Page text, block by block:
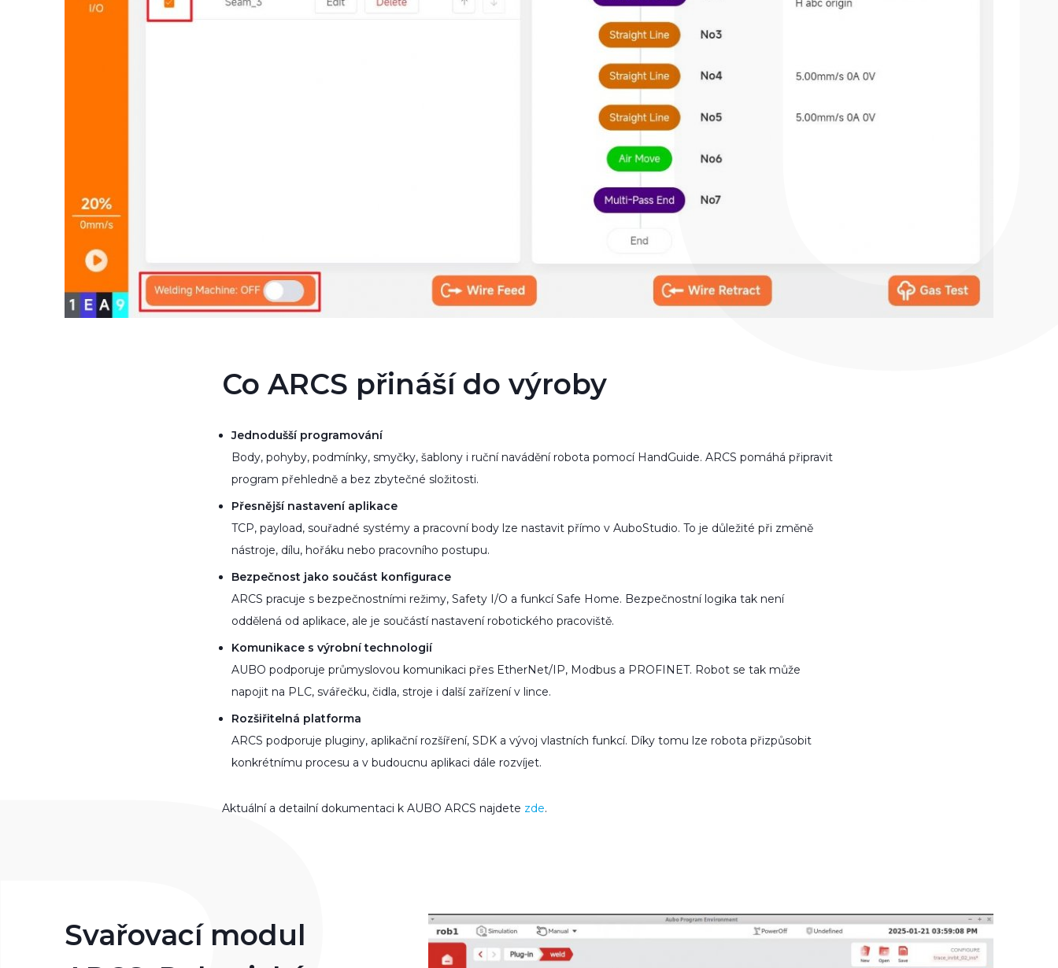
Co ARCS přináší do výroby
Jednodušší programování
Body, pohyby, podmínky, smyčky, šablony i ruční navádění robota pomocí HandGuide. ARCS pomáhá připravit
program přehledně a bez zbytečné složitosti.
Přesnější nastavení aplikace
TCP, payload, souřadné systémy a pracovní body lze nastavit přímo v AuboStudio. To je důležité při změně
nástroje, dílu, hořáku nebo pracovního postupu.
Bezpečnost jako součást konfigurace
ARCS pracuje s bezpečnostními režimy, Safety I/O a funkcí Safe Home. Bezpečnostní logika tak není
oddělená od aplikace, ale je součástí nastavení robotického pracoviště.
Komunikace s výrobní technologií
AUBO podporuje průmyslovou komunikaci přes EtherNet/IP, Modbus a PROFINET. Robot se tak může
napojit na PLC, svářečku, čidla, stroje i další zařízení v lince.
Rozšiřitelná platforma
ARCS podporuje pluginy, aplikační rozšíření, SDK a vývoj vlastních funkcí. Díky tomu lze robota přizpůsobit
konkrétnímu procesu a v budoucnu aplikaci dále rozvíjet.
Aktuální a detailní dokumentaci k AUBO ARCS najdete zde.
Svařovací modul